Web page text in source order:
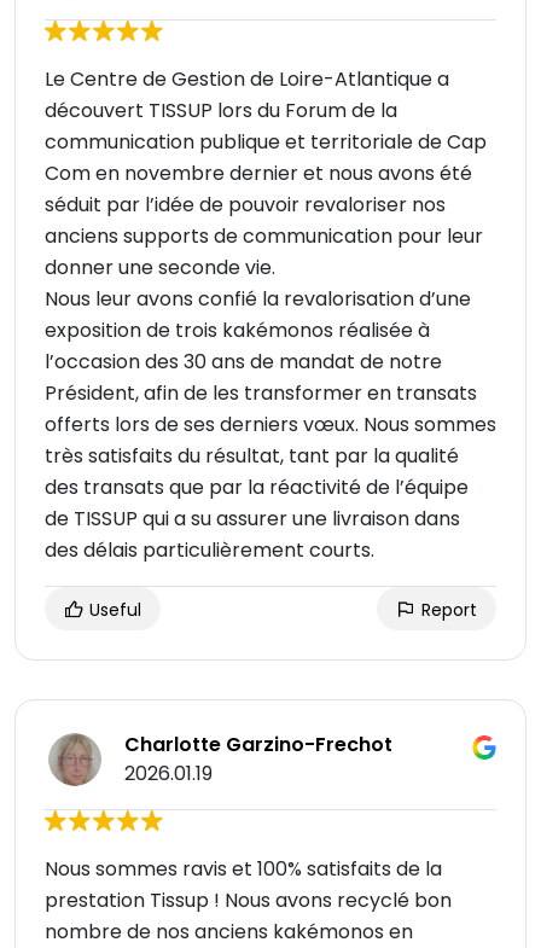
Le Centre de Gestion de Loire-Atlantique a
découvert TISSUP lors du Forum de la
communication publique et territoriale de Cap
Com en novembre dernier et nous avons été
séduit par l’idée de pouvoir revaloriser nos
anciens supports de communication pour leur
donner une seconde vie.
Nous leur avons confié la revalorisation d’une
exposition de trois kakémonos réalisée à
l’occasion des 30 ans de mandat de notre
Président, afin de les transformer en transats
offerts lors de ses derniers vœux. Nous sommes
très satisfaits du résultat, tant par la qualité
des transats que par la réactivité de l’équipe
de TISSUP qui a su assurer une livraison dans
des délais particulièrement courts.
Useful Report
Charlotte Garzino-Frechot
2026.01.19
Nous sommes ravis et 100% satisfaits de la
prestation Tissup ! Nous avons recyclé bon
nombre de nos anciens kakémonos en